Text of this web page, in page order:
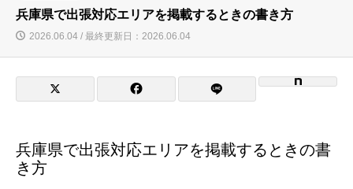
兵庫県で出張対応エリアを掲載するときの書き方
2026.06.04 / 最終更新日：2026.06.04
兵庫県で出張対応エリアを掲載するときの書
き方